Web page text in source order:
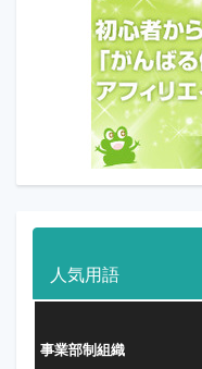
人気用語
事業部制組織